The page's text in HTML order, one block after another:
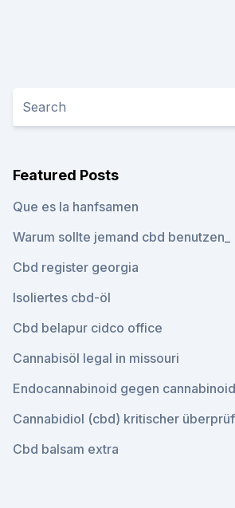
Featured Posts
Que es la hanfsamen
Warum sollte jemand cbd benutzen_
Cbd register georgia
Isoliertes cbd-öl
Cbd belapur cidco office
Cannabisöl legal in missouri
Endocannabinoid gegen cannabinoid
Cannabidiol (cbd) kritischer
Cbd balsam extra